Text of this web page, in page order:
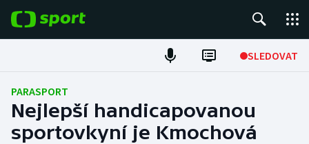
SLEDOVAT
ME v atletice
ME v plavání
PARASPORT
Nejlepší handicapovanou
sportovkyní je Kmochová